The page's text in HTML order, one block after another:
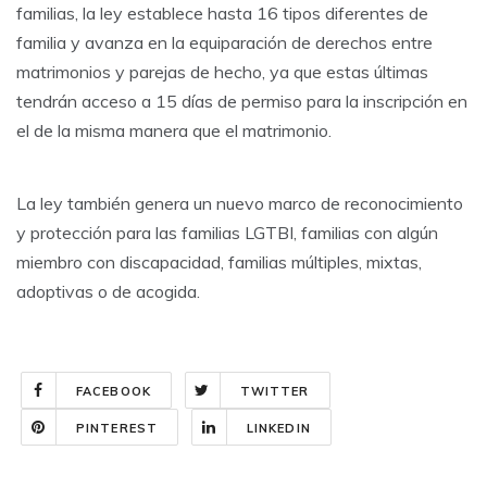
familias, la ley establece hasta 16 tipos diferentes de
familia y avanza en la equiparación de derechos entre
matrimonios y parejas de hecho, ya que estas últimas
tendrán acceso a 15 días de permiso para la inscripción en
el de la misma manera que el matrimonio.
La ley también genera un nuevo marco de reconocimiento
y protección para las familias LGTBI, familias con algún
miembro con discapacidad, familias múltiples, mixtas,
adoptivas o de acogida.
FACEBOOK TWITTER
PINTEREST LINKEDIN